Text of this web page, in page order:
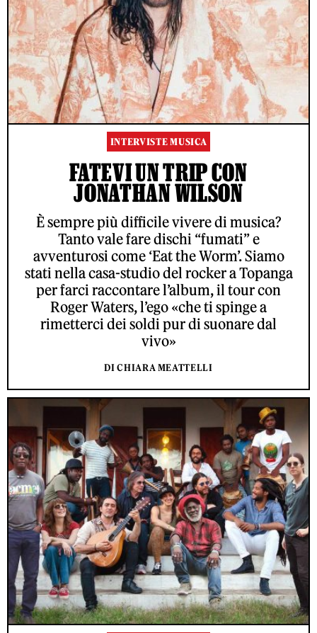
INTERVISTE MUSICA
FATEVI UN TRIP CON
JONATHAN WILSON
È sempre più difficile vivere di musica?
Tanto vale fare dischi “fumati” e
avventurosi come ‘Eat the Worm’. Siamo
stati nella casa-studio del rocker a Topanga
per farci raccontare l’album, il tour con
Roger Waters, l’ego «che ti spinge a
rimetterci dei soldi pur di suonare dal
vivo»
DI CHIARA MEATTELLI